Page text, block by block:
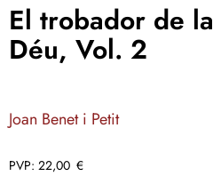
TÍTOLS
AUTORS
El trobador de
Déu, Vol. 2
Joan Benet i Petit
22,00 €